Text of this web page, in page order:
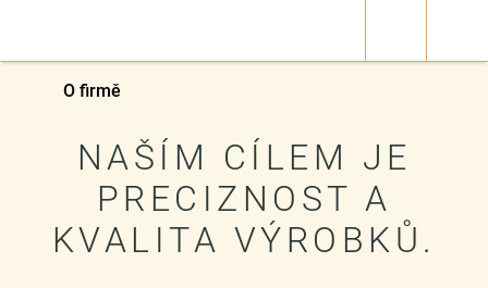
O firmě
NAŠÍM CÍLEM JE
PRECIZNOST A
KVALITA VÝROBKŮ.